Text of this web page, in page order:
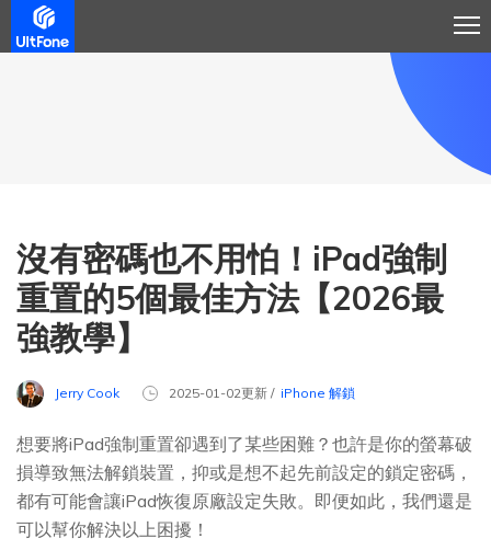
沒有密碼也不用怕！iPad強制
重置的5個最佳方法【2026最
強教學】
Jerry Cook 2025-01-02更新 / iPhone 解鎖
想要將iPad強制重置卻遇到了某些困難？也許是你的螢幕破
損導致無法解鎖裝置，抑或是想不起先前設定的鎖定密碼，
都有可能會讓iPad恢復原廠設定失敗。即便如此，我們還是
可以幫你解決以上困擾！